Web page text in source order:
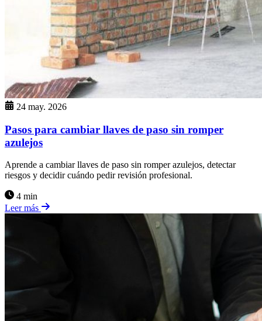
24 may. 2026
Pasos para cambiar llaves de paso sin romper
azulejos
Aprende a cambiar llaves de paso sin romper azulejos, detectar
riesgos y decidir cuándo pedir revisión profesional.
4 min
Leer más